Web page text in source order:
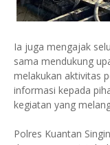
Ia juga mengajak
sama mendukung
melakukan aktivitas
informasi kepada
kegiatan yang
Polres Kuantan